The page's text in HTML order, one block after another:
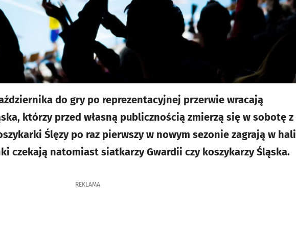
do gry po reprezentacyjnej przerwie wracają
którzy przed własną publicznością zmierzą się w sobotę z
Ślęzy po raz pierwszy w nowym sezonie zagrają w hali
czekają natomiast siatkarzy Gwardii czy koszykarzy Śląska.
REKLAMA